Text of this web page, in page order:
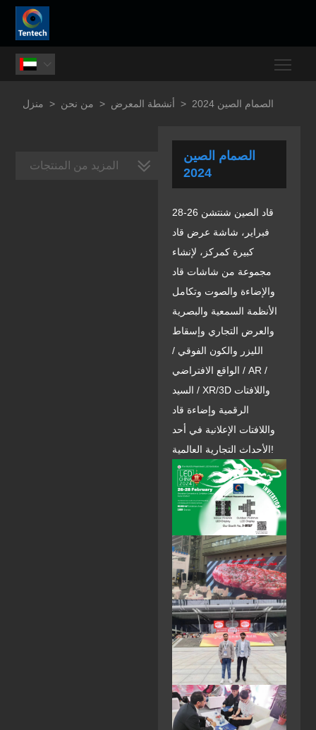

منزل > من نحن > أنشطة المعرض > الصمام الصين 2024
الصمام الصين
2024
قاد الصين شنتشن 26-28
فبراير، شاشة عرض قاد
كبيرة كمركز، لإنشاء
مجموعة من شاشات قاد
والإضاءة والصوت وتكامل
الأنظمة السمعية والبصرية
والعرض التجاري وإسقاط
الليزر والكون الفوقي /
الواقع الافتراضي / AR /
السيد / XR/3D واللافتات
الرقمية وإضاءة قاد
واللافتات الإعلانية في أحد
الأحداث التجارية العالمية!
المزيد من المنتجات